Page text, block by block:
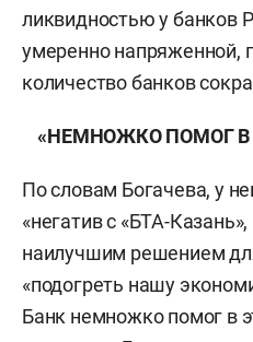
ликвидностью у банков
умеренно напряженной,
количество банков
«НЕМНОЖКО ПОМОГ
По словам Богачева, у
«негатив с «БТА-
наилучшим решением
«подогреть нашу
Банк немножко помог в